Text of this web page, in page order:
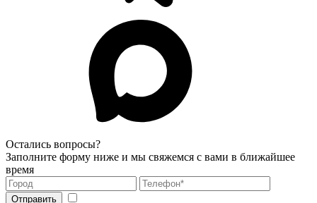
Остались вопросы?
Заполните форму ниже и мы свяжемся с вами в ближайшее
время